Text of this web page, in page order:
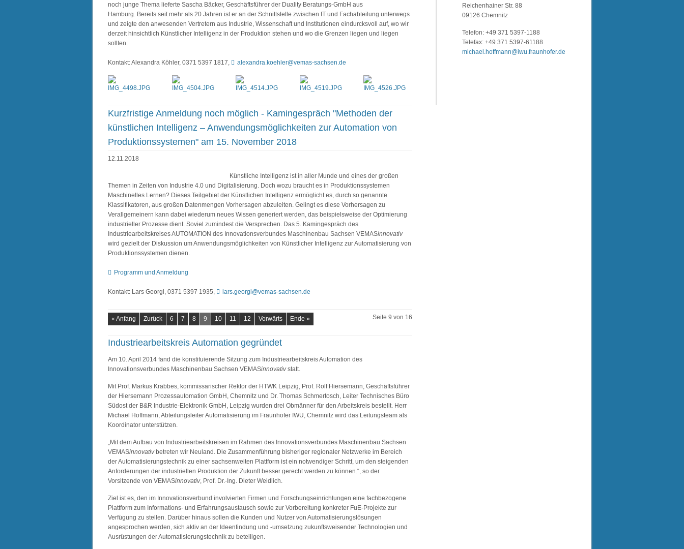
noch junge Thema lieferte Sascha Bäcker, Geschäftsführer der Duality Beratungs-GmbH aus
Hamburg. Bereits seit mehr als 20 Jahren ist er an der Schnittstelle zwischen IT und Fachabteilung unterwegs
und zeigte den anwesenden Vertretern aus Industrie, Wissenschaft und Institutionen eindurcksvoll auf, wo wir
derzeit hinsichtlich Künstlicher Intelligenz in der Produktion stehen und wo die Grenzen liegen und liegen
sollten.
Kontakt: Alexandra Köhler, 0371 5397 1817, alexandra.koehler@vemas-sachsen.de
Kurzfristige Anmeldung noch möglich - Kamingespräch "Methoden der
künstlichen Intelligenz – Anwendungsmöglichkeiten zur Automation von
Produktionssystemen" am 15. November 2018
12.11.2018
Künstliche Intelligenz ist in aller Munde und eines der großen
Themen in Zeiten von Industrie 4.0 und Digitalisierung. Doch wozu braucht es in Produktionssystemen
Maschinelles Lernen? Dieses Teilgebiet der Künstlichen Intelligenz ermöglicht es, durch so genannte
Klassifikatoren, aus großen Datenmengen Vorhersagen abzuleiten. Gelingt es diese Vorhersagen zu
Verallgemeinern kann dabei wiederum neues Wissen generiert werden, das beispielsweise der Optimierung
industrieller Prozesse dient. Soviel zumindest die Versprechen. Das 5. Kamingespräch des
Industriearbeitskreises AUTOMATION des Innovationsverbundes Maschinenbau Sachsen VEMASinnovativ
wird gezielt der Diskussion um Anwendungsmöglichkeiten von Künstlicher Intelligenz zur Automatisierung von
Produktionssystemen dienen.
Programm und Anmeldung
Kontakt: Lars Georgi, 0371 5397 1935, lars.georgi@vemas-sachsen.de
Seite 9 von 16
« Anfang Zurück 6 7 8 9 10 11 12 Vorwärts Ende »
Industriearbeitskreis Automation gegründet
Am 10. April 2014 fand die konstituierende Sitzung zum Industriearbeitskreis Automation des
Innovationsverbundes Maschinenbau Sachsen VEMASinnovativstatt.
Mit Prof. Markus Krabbes, kommissarischer Rektor der HTWK Leipzig, Prof. Rolf Hiersemann, Geschäftsführer
der Hiersemann Prozessautomation GmbH, Chemnitz und Dr. Thomas Schmertosch, Leiter Technisches Büro
Südost der B&R Industrie-Elektronik GmbH, Leipzig wurden drei Obmänner für den Arbeitskreis bestellt. Herr
Michael Hoffmann, Abteilungsleiter Automatisierung im Fraunhofer IWU, Chemnitz wird das Leitungsteam als
Koordinator unterstützen.
„Mit dem Aufbau von Industriearbeitskreisen im Rahmen des Innovationsverbundes Maschinenbau Sachsen
VEMASinnovativbetreten wir Neuland. Die Zusammenführung bisheriger regionaler Netzwerke im Bereich
der Automatisierungstechnik zu einer sachsenweiten Plattform ist ein notwendiger Schritt, um den steigenden
Anforderungen der industriellen Produktion der Zukunft besser gerecht werden zu können.“, so der
Vorsitzende von VEMASinnovativ, Prof. Dr.-Ing. Dieter Weidlich.
Ziel ist es, den im Innovationsverbund involvierten Firmen und Forschungseinrichtungen eine fachbezogene
Plattform zum Informations- und Erfahrungsaustausch sowie zur Vorbereitung konkreter FuE-Projekte zur
Verfügung zu stellen. Darüber hinaus sollen die Kunden und Nutzer von Automatisierungslösungen
angesprochen werden, sich aktiv an der Ideenfindung und -umsetzung zukunftsweisender Technologien und
Ausrüstungen der Automatisierungstechnik zu beteiligen.
Reichenhainer Str. 88
09126 Chemnitz
Telefon: +49 371 5397-1188
Telefax: +49 371 5397-61188
michael.hoffmann@iwu.fraunhofer.de